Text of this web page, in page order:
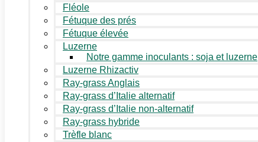
Fléole
Fétuque des prés
Fétuque élevée
Luzerne
Notre gamme inoculants : soja et luzerne
Luzerne Rhizactiv
Ray-grass Anglais
Ray-grass d’Italie alternatif
Ray-grass d’Italie non-alternatif
Ray-grass hybride
Trèfle blanc